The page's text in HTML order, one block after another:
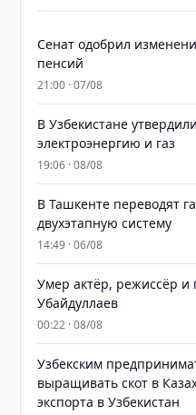
Сенат одобрил
пенсий
21:00 · 07/08
В Узбекистане
электроэнергию и газ
19:06 · 08/08
В Ташкенте переводят
двухэтапную систему
14:49 · 06/08
Умер актёр, режиссёр и
Убайдуллаев
00:22 · 08/08
Узбекским
выращивать скот в
экспорта в Узбекистан